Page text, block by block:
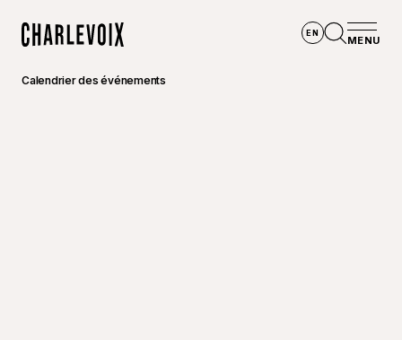
EN
MENU
Calendrier des événements